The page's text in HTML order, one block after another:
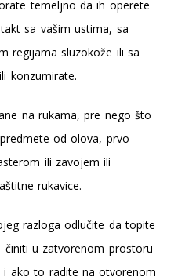
temeljno da ih operete
sa vašim ustima, sa
regijama sluzokože ili sa
konzumirate.
na rukama, pre nego što
od olova, prvo
ili zavojem ili
rukavice.
razloga odlučite da topite
u zatvorenom prostoru
i ako to radite na otvorenom